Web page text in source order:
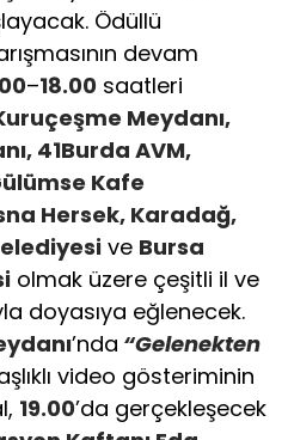
Ödüllü
devam
–18.00 saatleri
Meydanı,
41Burda AVM,
Kafe
Hersek, Karadağ,
ve Bursa
olmak üzere çeşitli il ve
doyasıya eğlenecek.
’nda “Gelenekten
video gösteriminin
19.00’da gerçekleşecek